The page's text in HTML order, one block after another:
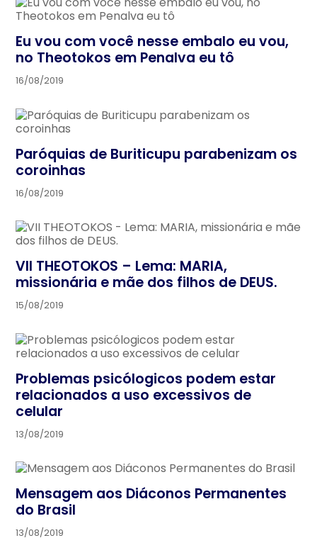
Eu vou com você nesse embalo eu vou,
no Theotokos em Penalva eu tô
16/08/2019
Paróquias de Buriticupu parabenizam os
coroinhas
16/08/2019
VII THEOTOKOS – Lema: MARIA,
missionária e mãe dos filhos de DEUS.
15/08/2019
Problemas psicólogicos podem estar
relacionados a uso excessivos de
celular
13/08/2019
Mensagem aos Diáconos Permanentes
do Brasil
13/08/2019